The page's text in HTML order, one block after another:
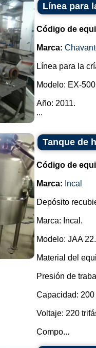
Línea para
Código de
Marca:
Línea para la
Modelo: EX-
Año: 2011.
...
Tanque de
Código de
Marca: Incal
Depósito
Marca: Incal.
Modelo: JAA 22.
Material del
Presión de
Capacidad: 200
Voltaje: 220
Compo...